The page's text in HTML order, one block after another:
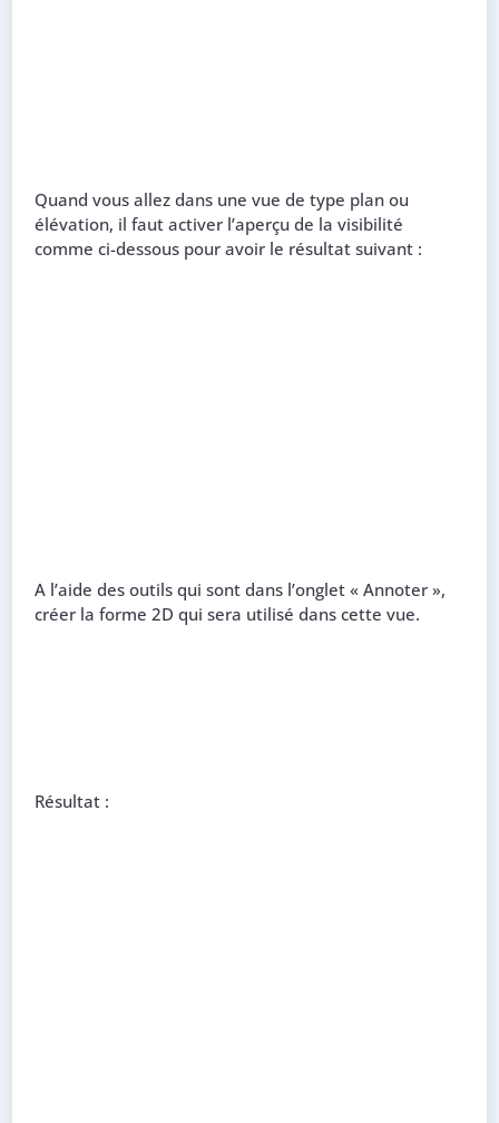
Quand vous allez dans une vue de type plan ou
élévation, il faut activer l’aperçu de la visibilité
comme ci-dessous pour avoir le résultat suivant :
A l’aide des outils qui sont dans l’onglet « Annoter »,
créer la forme 2D qui sera utilisé dans cette vue.
Résultat :